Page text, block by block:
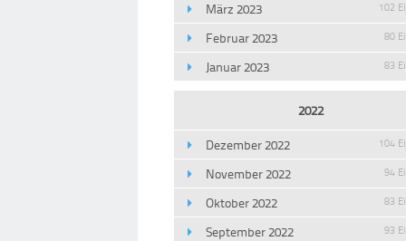
März 2023 102
Februar 2023 80
Januar 2023 83
2022
Dezember 2022
104
November 2022 94
Oktober 2022 83
September 2022 93